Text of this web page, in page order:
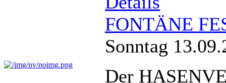
FONTÄNE
Sonntag
Der